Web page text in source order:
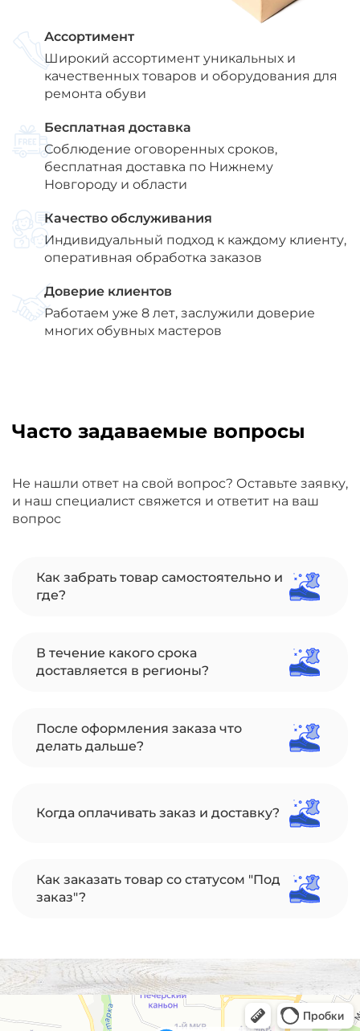
Ассортимент
Широкий ассортимент уникальных и
качественных товаров и оборудования для
ремонта обуви
Бесплатная доставка
Соблюдение оговоренных сроков,
бесплатная доставка по Нижнему
Новгороду и области
Качество обслуживания
Индивидуальный подход к каждому клиенту,
оперативная обработка заказов
Доверие клиентов
Работаем уже 8 лет, заслужили доверие
многих обувных мастеров
Часто задаваемые вопросы
Не нашли ответ на свой вопрос? Оставьте заявку,
и наш специалист свяжется и ответит на ваш
вопрос
Как забрать товар самостоятельно и
где?
В течение какого срока
доставляется в регионы?
После оформления заказа что
делать дальше?
Когда оплачивать заказ и доставку?
Как заказать товар со статусом "Под
заказ"?